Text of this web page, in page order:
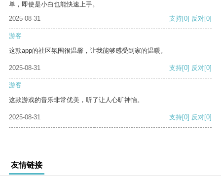
单，即使是小白也能快速上手。
2025-08-31
支持[0] 反对[0]
游客
这款app的社区氛围很温馨，让我能够感受到家的温暖。
2025-08-31 支持[0] 反对[0]
游客
这款游戏的音乐非常优美，听了让人心旷神怡。
2025-08-31 支持[0] 反对[0]
友情链接